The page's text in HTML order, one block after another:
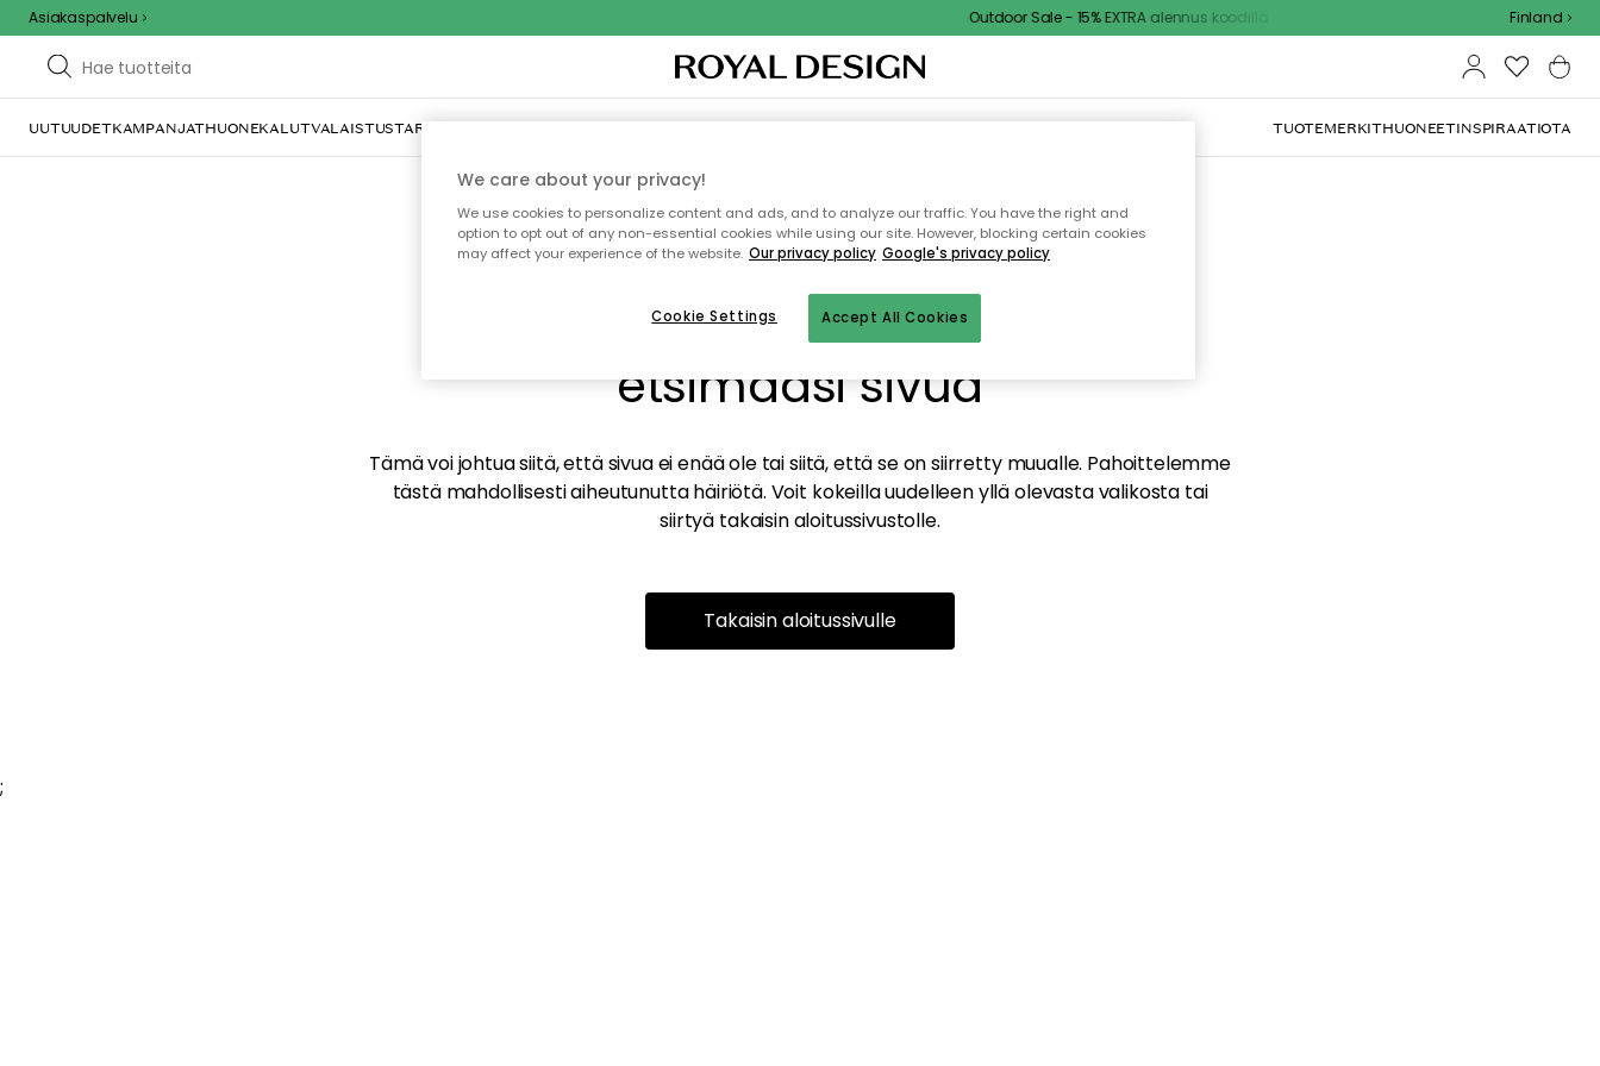
Asiakaspalvelu Outdoor Sale - 15% EXTRA alennus koodilla Finland
UUTUUDETKAMPANJATHUONEKALUTVALAISTUSTARJOILU JA KATTAUSSISUSTUSTEKSTIILIT & MATOTKEITTIÖSÄILYTYSULKOKALUSTEET TUOTEMERKITHUONEETINSPIRAATIOTA
Emme valitettavasti löydä
etsimääsi sivua
Tämä voi johtua siitä, että sivua ei enää ole tai siitä, että se on siirretty muualle. Pahoittelemme
tästä mahdollisesti aiheutunutta häiriötä. Voit kokeilla uudelleen yllä olevasta valikosta tai
siirtyä takaisin aloitussivustolle.
Takaisin aloitussivulle
;
We care about your privacy!
We use cookies to personalize content and ads, and to analyze our traffic. You have the right and
option to opt out of any non-essential cookies while using our site. However, blocking certain cookies
may affect your experience of the website. Our privacy policy Google's privacy policy
Accept All Cookies
Cookie Settings